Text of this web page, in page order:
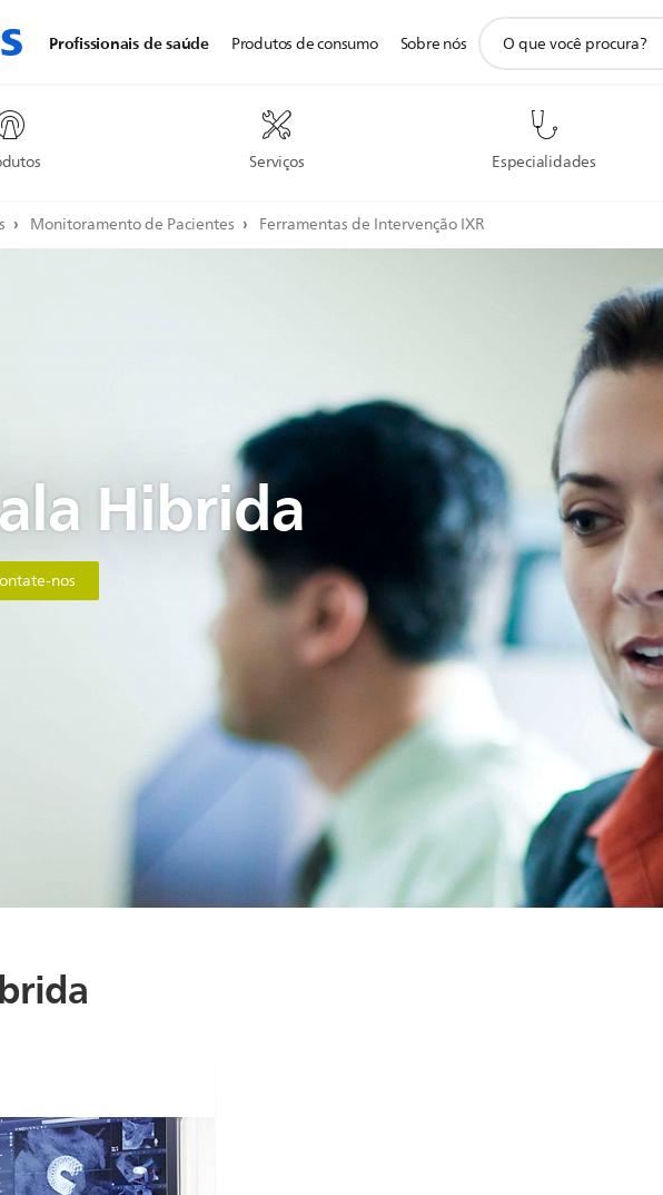
Profissionais de saúde
Serviços Especialidades
Produtos de consumo Sobre nós
suporte
Monitoramento de Pacientes Ferramentas de Intervenção IXR
Hibrida
nos